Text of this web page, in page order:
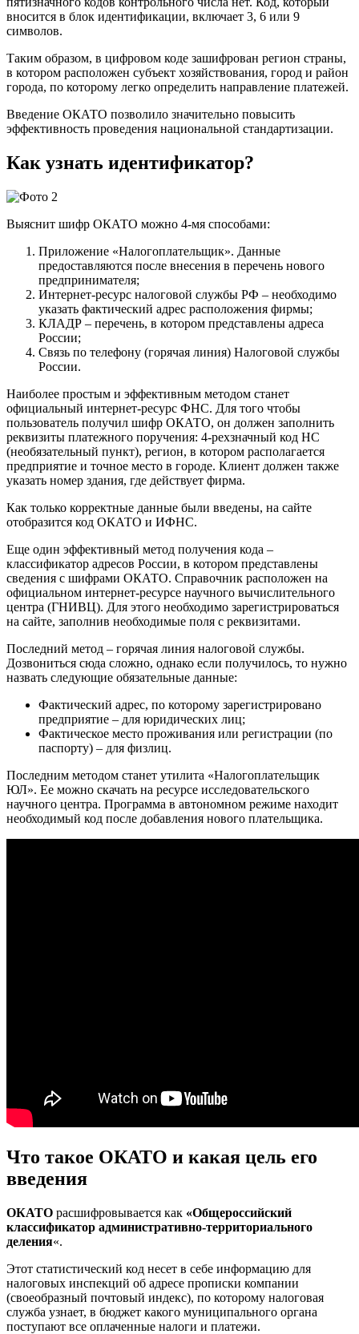
вносится в блок идентификации, включает 3, 6 или 9
символов.
Таким образом, в цифровом коде зашифрован регион страны,
в котором расположен субъект хозяйствования, город и район
города, по которому легко определить направление платежей.
Введение ОКАТО позволило значительно повысить
эффективность проведения национальной стандартизации.
Как узнать идентификатор?
Выяснит шифр ОКАТО можно 4-мя способами:
Приложение «Налогоплательщик». Данные
предоставляются после внесения в перечень нового
предпринимателя;
Интернет-ресурс налоговой службы РФ – необходимо
указать фактический адрес расположения фирмы;
КЛАДР – перечень, в котором представлены адреса
России;
Связь по телефону (горячая линия) Налоговой службы
России.
Наиболее простым и эффективным методом станет
официальный интернет-ресурс ФНС. Для того чтобы
пользователь получил шифр ОКАТО, он должен заполнить
реквизиты платежного поручения: 4-рехзначный код НС
(необязательный пункт), регион, в котором располагается
предприятие и точное место в городе. Клиент должен также
указать номер здания, где действует фирма.
Как только корректные данные были введены, на сайте
отобразится код ОКАТО и ИФНС.
Еще один эффективный метод получения кода –
классификатор адресов России, в котором представлены
сведения с шифрами ОКАТО. Справочник расположен на
официальном интернет-ресурсе научного вычислительного
центра (ГНИВЦ). Для этого необходимо зарегистрироваться
на сайте, заполнив необходимые поля с реквизитами.
Последний метод – горячая линия налоговой службы.
Дозвониться сюда сложно, однако если получилось, то нужно
назвать следующие обязательные данные:
Фактический адрес, по которому зарегистрировано
предприятие – для юридических лиц;
Фактическое место проживания или регистрации (по
паспорту) – для физлиц.
Последним методом станет утилита «Налогоплательщик
ЮЛ». Ее можно скачать на ресурсе исследовательского
научного центра. Программа в автономном режиме находит
необходимый код после добавления нового плательщика.
Что такое ОКАТО и какая цель его
введения
ОКАТО расшифровывается как «Общероссийский
классификатор административно-территориального
деления«.
Этот статистический код несет в себе информацию для
налоговых инспекций об адресе прописки компании
(своеобразный почтовый индекс), по которому налоговая
служба узнает, в бюджет какого муниципального органа
поступают все оплаченные налоги и платежи.